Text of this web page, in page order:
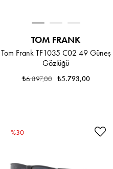
TOM FRANK
Tom Frank TF1035 C02 49 Güneş
Gözlüğü
₺5.793,00
₺6.897,00
%30